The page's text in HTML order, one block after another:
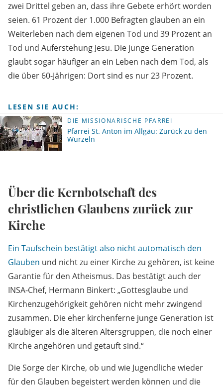
zwei Drittel geben an, dass ihre Gebete erhört worden
seien. 61 Prozent der 1.000 Befragten glauben an ein
Weiterleben nach dem eigenen Tod und 39 Prozent an
Tod und Auferstehung Jesu. Die junge Generation
glaubt sogar häufiger an ein Leben nach dem Tod, als
die über 60-Jährigen: Dort sind es nur 23 Prozent.
LESEN SIE AUCH:
DIE MISSIONARISCHE PFARREI
Pfarrei St. Anton im Allgäu: Zurück zu den
Wurzeln
Über die Kernbotschaft des
christlichen Glaubens zurück zur
Kirche
Ein Taufschein bestätigt also nicht automatisch den
Glauben und nicht zu einer Kirche zu gehören, ist keine
Garantie für den Atheismus. Das bestätigt auch der
INSA-Chef, Hermann Binkert: „Gottesglaube und
Kirchenzugehörigkeit gehören nicht mehr zwingend
zusammen. Die eher kirchenferne junge Generation ist
gläubiger als die älteren Altersgruppen, die noch einer
Kirche angehören und getauft sind.“
Die Sorge der Kirche, ob und wie Jugendliche wieder
für den Glauben begeistert werden können und die